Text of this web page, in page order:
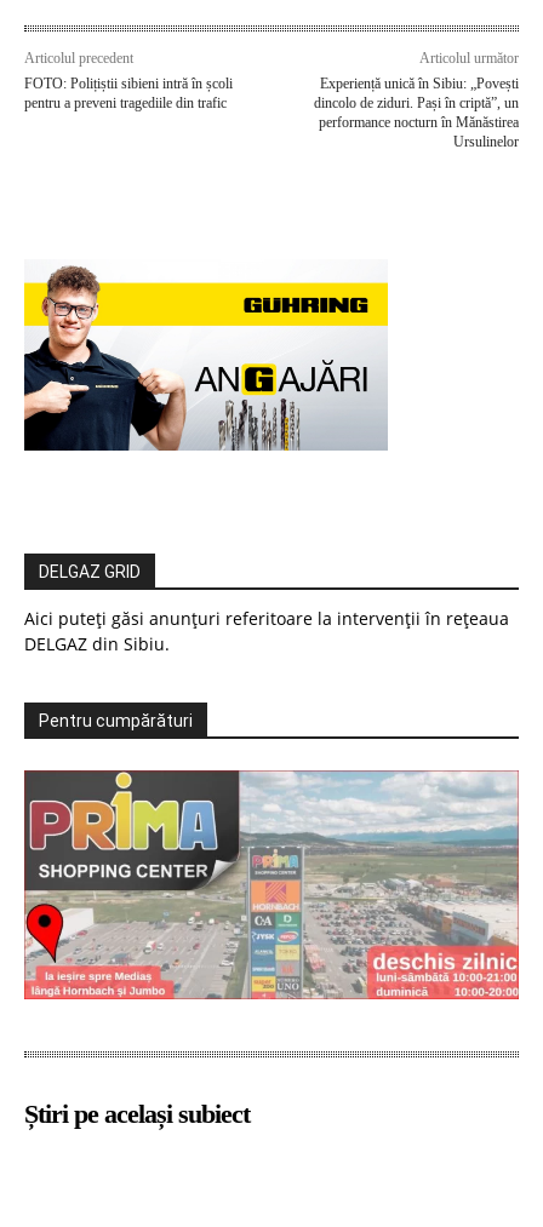
Articolul precedent
FOTO: Polițiștii sibieni intră în școli
pentru a preveni tragediile din trafic
Articolul următor
Experiență unică în Sibiu: „Povești
dincolo de ziduri. Pași în criptă”, un
performance nocturn în Mănăstirea
Ursulinelor
DELGAZ GRID
Aici puteți găsi anunțuri referitoare la intervenții în rețeaua
DELGAZ din Sibiu.
Pentru cumpărături
Știri pe același subiect